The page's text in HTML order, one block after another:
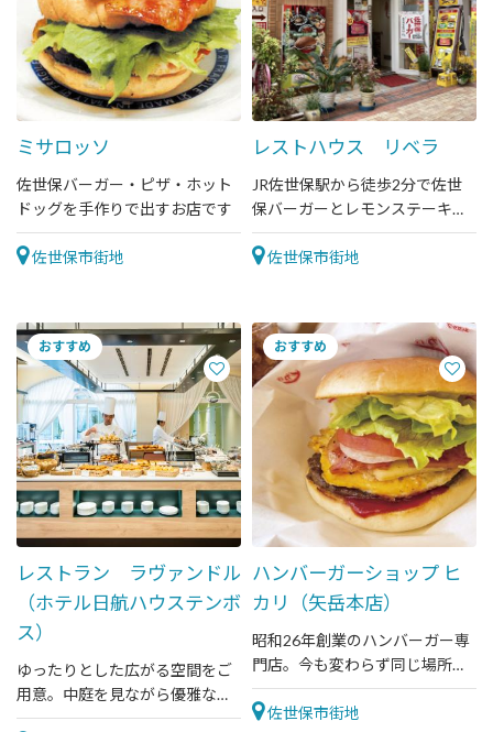
ミサロッソ
佐世保バーガー・ピザ・ホット
ドッグを手作りで出すお店です
佐世保市街地
レストハウス リベラ
JR佐世保駅から徒歩2分で佐世
保バーガーとレモンステーキが
食べれる！
佐世保市街地
レストラン ラヴァンドル
（ホテル日航ハウステンボ
ス）
ゆったりとした広がる空間をご
用意。中庭を見ながら優雅な時
間を楽しめます。ディナーでは
ハンバーガーショップ ヒ
カリ（矢岳本店）
昭和26年創業のハンバーガー専
門店。今も変わらず同じ場所で
営業を続けています。
佐世保市街地